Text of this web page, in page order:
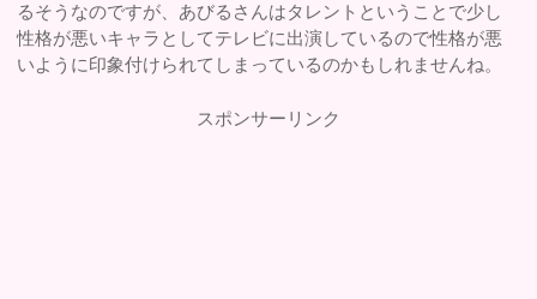
るそうなのですが、あびるさんはタレントということで少し
性格が悪いキャラとしてテレビに出演しているので性格が悪
いように印象付けられてしまっているのかもしれませんね。
スポンサーリンク